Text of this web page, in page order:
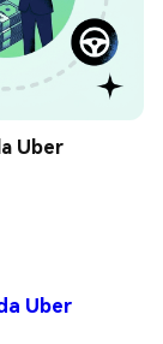
Uber
Uber